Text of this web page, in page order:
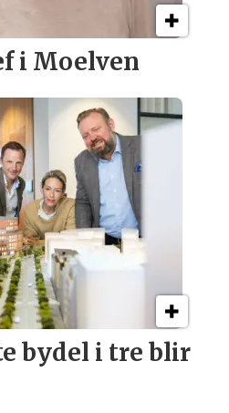
i Moelven
bydel i tre blir